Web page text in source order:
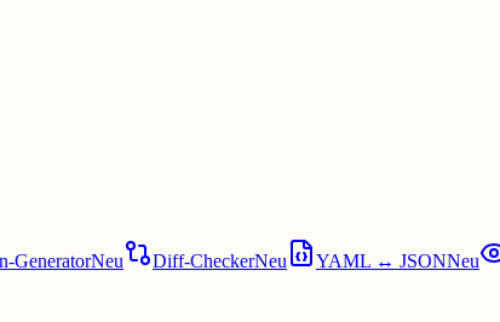
GeneratorNeu Diff-CheckerNeu YAML ↔ JSONNeu